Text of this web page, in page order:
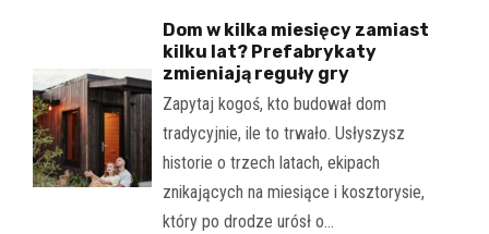
Dom w kilka miesięcy zamiast
kilku lat? Prefabrykaty
zmieniają reguły gry
Zapytaj kogoś, kto budował dom
tradycyjnie, ile to trwało. Usłyszysz
historie o trzech latach, ekipach
znikających na miesiące i kosztorysie,
który po drodze urósł o…